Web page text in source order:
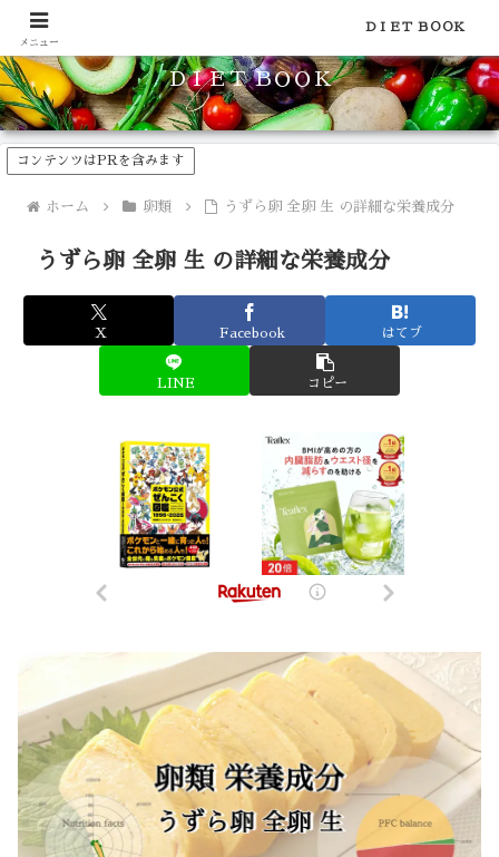
食品のカロリーや糖質などの栄養素がわかる！健康やダイエットに
ＤＩＥＴ ＢＯＯＫ
コンテンツはPRを含みます
ホーム 卵類 うずら卵 全卵 生 の詳細な栄養成分
うずら卵 全卵 生 の詳細な栄養成分
X Facebook はてブ
LINE コピー
メニュー
ＤＩＥＴ ＢＯＯＫ